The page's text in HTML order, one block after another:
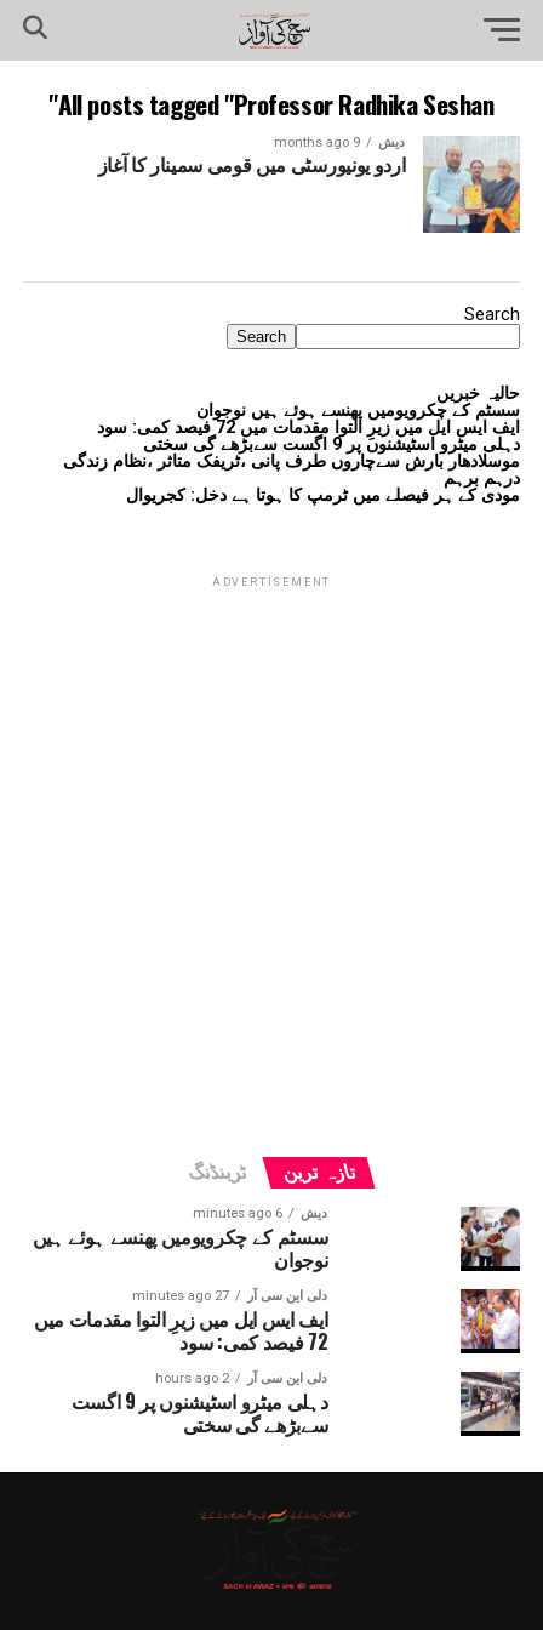
All posts tagged "Professor Radhika Seshan"
دیش 9 months ago
اردو یونیورسٹی میں قومی سمینار کا آغاز
Search
Search
حالیہ خبریں
سسٹم کے چکرویومیں پھنسے ہوئے ہیں نوجوان
ایف ایس ایل میں زیرِ التوا مقدمات میں 72 فیصد کمی: سود
دہلی میٹرو اسٹیشنوں پر 9 اگست سےبڑھے گی سختی
موسلادھار بارش سےچاروں طرف پانی ،ٹریفک متاثر ،نظام زندگی
درہم برہم
مودی کے ہر فیصلے میں ٹرمپ کا ہوتا ہے دخل: کجریوال
ADVERTISEMENT
تازہ ترین ٹرینڈنگ
دیش 6 minutes ago
سسٹم کے چکرویومیں پھنسے ہوئے ہیں
نوجوان
دلی این سی آر 27 minutes ago
ایف ایس ایل میں زیرِ التوا مقدمات میں
72 فیصد کمی: سود
دلی این سی آر 2 hours ago
دہلی میٹرو اسٹیشنوں پر 9 اگست
سےبڑھے گی سختی